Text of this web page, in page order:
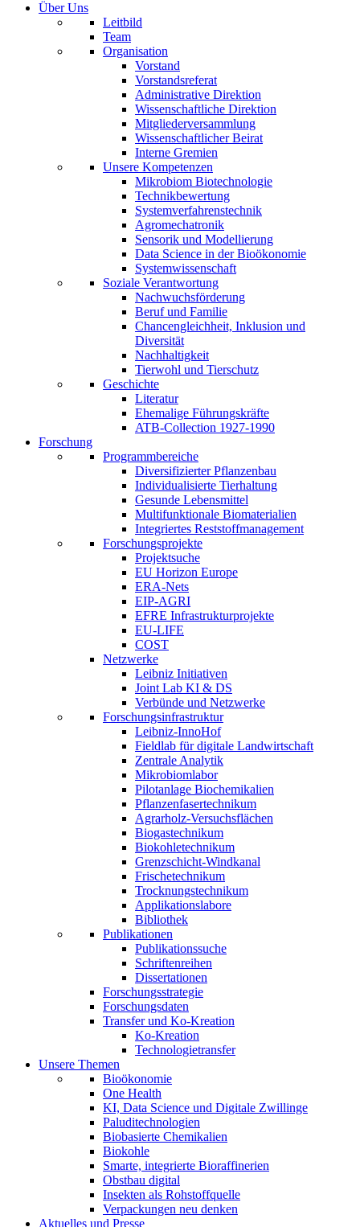
Über Uns
Leitbild
Team
Organisation
Vorstand
Vorstandsreferat
Administrative Direktion
Wissenschaftliche Direktion
Mitgliederversammlung
Wissenschaftlicher Beirat
Interne Gremien
Unsere Kompetenzen
Mikrobiom Biotechnologie
Technikbewertung
Systemverfahrenstechnik
Agromechatronik
Sensorik und Modellierung
Data Science in der Bioökonomie
Systemwissenschaft
Soziale Verantwortung
Nachwuchsförderung
Beruf und Familie
Chancengleichheit, Inklusion und
Diversität
Nachhaltigkeit
Tierwohl und Tierschutz
Geschichte
Literatur
Ehemalige Führungskräfte
ATB-Collection 1927-1990
Forschung
Programmbereiche
Diversifizierter Pflanzenbau
Individualisierte Tierhaltung
Gesunde Lebensmittel
Multifunktionale Biomaterialien
Integriertes Reststoffmanagement
Forschungsprojekte
Projektsuche
EU Horizon Europe
ERA-Nets
EIP-AGRI
EFRE Infrastrukturprojekte
EU-LIFE
COST
Netzwerke
Leibniz Initiativen
Joint Lab KI & DS
Verbünde und Netzwerke
Forschungsinfrastruktur
Leibniz-InnoHof
Fieldlab für digitale Landwirtschaft
Zentrale Analytik
Mikrobiomlabor
Pilotanlage Biochemikalien
Pflanzenfasertechnikum
Agrarholz-Versuchsflächen
Biogastechnikum
Biokohletechnikum
Grenzschicht-Windkanal
Frischetechnikum
Trocknungstechnikum
Applikationslabore
Bibliothek
Publikationen
Publikationssuche
Schriftenreihen
Dissertationen
Forschungsstrategie
Forschungsdaten
Transfer und Ko-Kreation
Ko-Kreation
Technologietransfer
Unsere Themen
Bioökonomie
One Health
KI, Data Science und Digitale Zwillinge
Paluditechnologien
Biobasierte Chemikalien
Biokohle
Smarte, integrierte Bioraffinerien
Obstbau digital
Insekten als Rohstoffquelle
Verpackungen neu denken
Aktuelles und Presse